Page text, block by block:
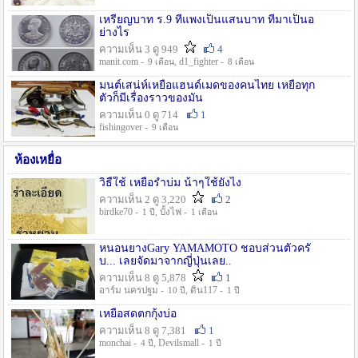
เหรียญบาท ร.9 ที่แพงเป็นแสนบาท ที่มาเป็นอ
ย่างไร
ความเห็น 3 ดู 949
4
manit.com - 9 เดือน, d1_fighter - 8 เดือน
มนต์เสน่ห์เหยื่อแฮนด์เมดของคนไทย เหยื่อทุก
ตัวก็มีเรื่องราวของมัน
ความเห็น 0 ดู 714
1
fishingover - 9 เดือน
ห้องเหยื่อ
วิธืใช้ เหยื่อรำบ่ม น้าๆใช้ยังไง
ความเห็น 2 ดู 3,220
2
birdke70 - 1 ปี , บั้งไฟ - 1 เดือน
หนอนยางGary YAMAMOTO ชอบส่วนตัวครั
บ... เลยจัดมาจากญี่ปุ่นเลย..
ความเห็น 8 ดู 5,878
1
อาร์ม นครปฐม - 10 ปี , ดิน117 - 1 ปี
เหยื่อสดตกกุ้งบ่อ
ความเห็น 8 ดู 7,381
1
monchai - 4 ปี , Devilsmall - 1 ปี